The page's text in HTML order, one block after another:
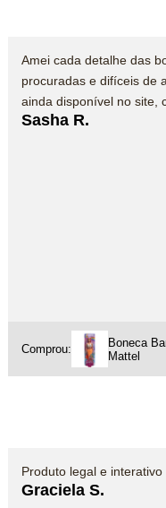
Amei cada detalhe das
procuradas e difíceis de
ainda disponível no site,
Sasha R.
Comprou:
Boneca
Mattel
Produto legal e interativo
Graciela S.